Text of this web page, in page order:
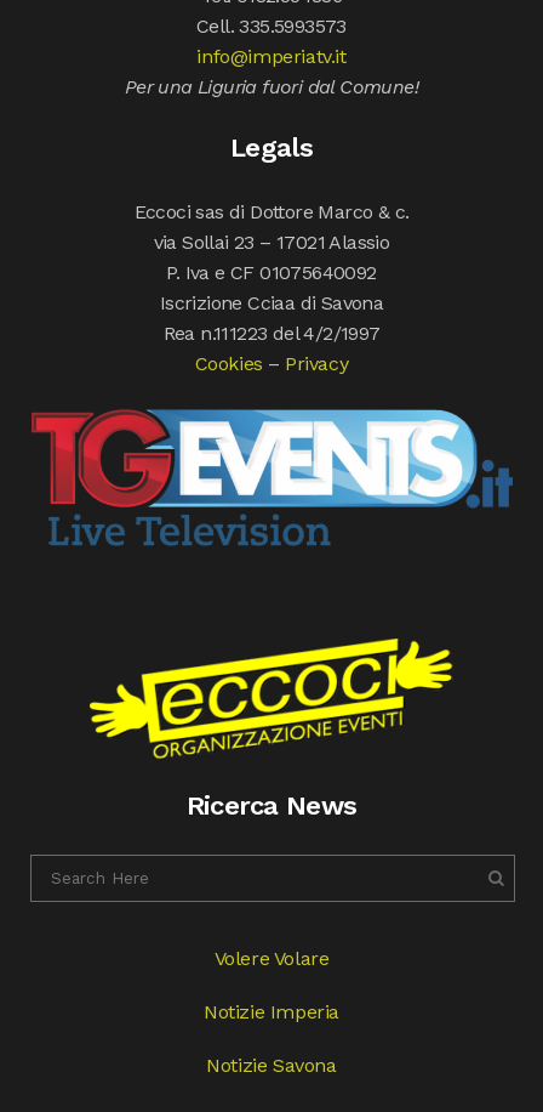
Cell. 335.5993573
info@imperiatv.it
Per una Liguria fuori dal Comune!
Legals
Eccoci sas di Dottore Marco & c.
via Sollai 23 – 17021 Alassio
P. Iva e CF 01075640092
Iscrizione Cciaa di Savona
Rea n.111223 del 4/2/1997
Cookies – Privacy
Ricerca News
Volere Volare
Notizie Imperia
Notizie Savona